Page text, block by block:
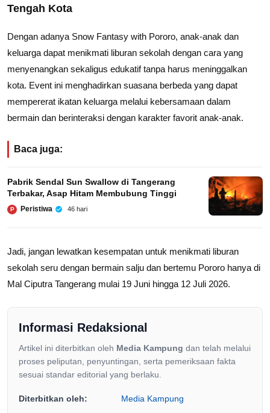
Tengah Kota
Dengan adanya Snow Fantasy with Pororo, anak-anak dan
keluarga dapat menikmati liburan sekolah dengan cara yang
menyenangkan sekaligus edukatif tanpa harus meninggalkan
kota. Event ini menghadirkan suasana berbeda yang dapat
mempererat ikatan keluarga melalui kebersamaan dalam
bermain dan berinteraksi dengan karakter favorit anak-anak.
Baca juga:
Pabrik Sendal Sun Swallow di Tangerang
Terbakar, Asap Hitam Membubung Tinggi
P Peristiwa 46 hari
Jadi, jangan lewatkan kesempatan untuk menikmati liburan
sekolah seru dengan bermain salju dan bertemu Pororo hanya di
Mal Ciputra Tangerang mulai 19 Juni hingga 12 Juli 2026.
Informasi Redaksional
Artikel ini diterbitkan oleh Media Kampung dan telah melalui
proses peliputan, penyuntingan, serta pemeriksaan fakta
sesuai standar editorial yang berlaku.
Diterbitkan oleh: Media Kampung